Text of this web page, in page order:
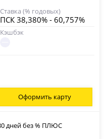
Ставка (% годовых)
ПСК 38,380% - 60,757%
Кэшбэк
Оформить карту